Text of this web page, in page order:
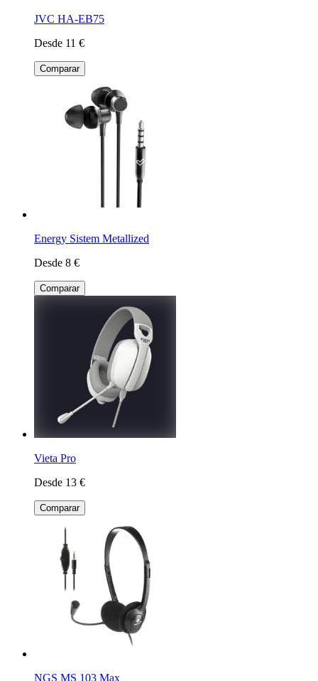
JVC HA-EB75
Desde 11 €
Comparar
Energy Sistem Metallized
Desde 8 €
Comparar
Vieta Pro
Desde 13 €
Comparar
NGS MS 103 Max